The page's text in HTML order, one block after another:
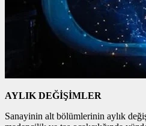
AYLIK DEĞİŞİMLER
Sanayinin alt bölümlerinin aylık